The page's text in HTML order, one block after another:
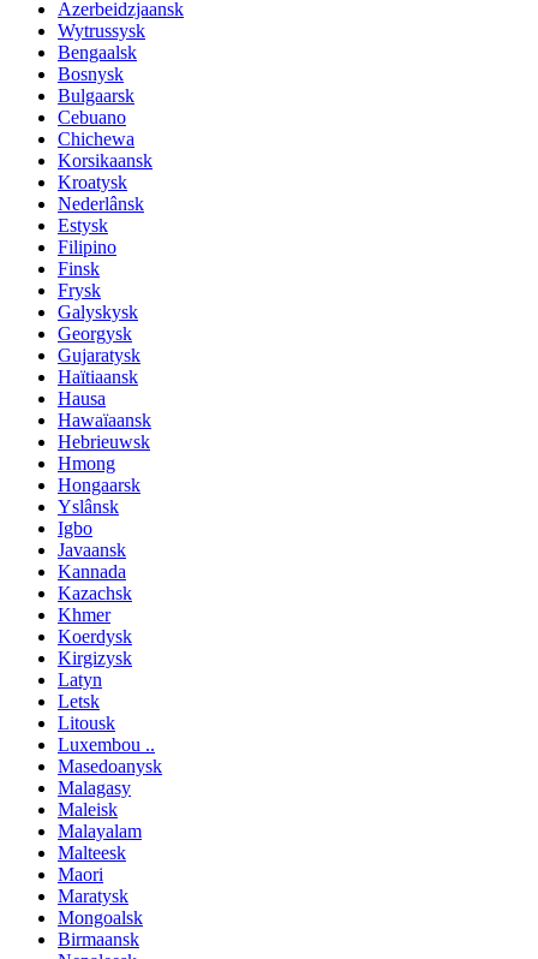
Azerbeidzjaansk
Wytrussysk
Bengaalsk
Bosnysk
Bulgaarsk
Cebuano
Chichewa
Korsikaansk
Kroatysk
Nederlânsk
Estysk
Filipino
Finsk
Frysk
Galyskysk
Georgysk
Gujaratysk
Haïtiaansk
Hausa
Hawaïaansk
Hebrieuwsk
Hmong
Hongaarsk
Yslânsk
Igbo
Javaansk
Kannada
Kazachsk
Khmer
Koerdysk
Kirgizysk
Latyn
Letsk
Litousk
Luxembou ..
Masedoanysk
Malagasy
Maleisk
Malayalam
Malteesk
Maori
Maratysk
Mongoalsk
Birmaansk